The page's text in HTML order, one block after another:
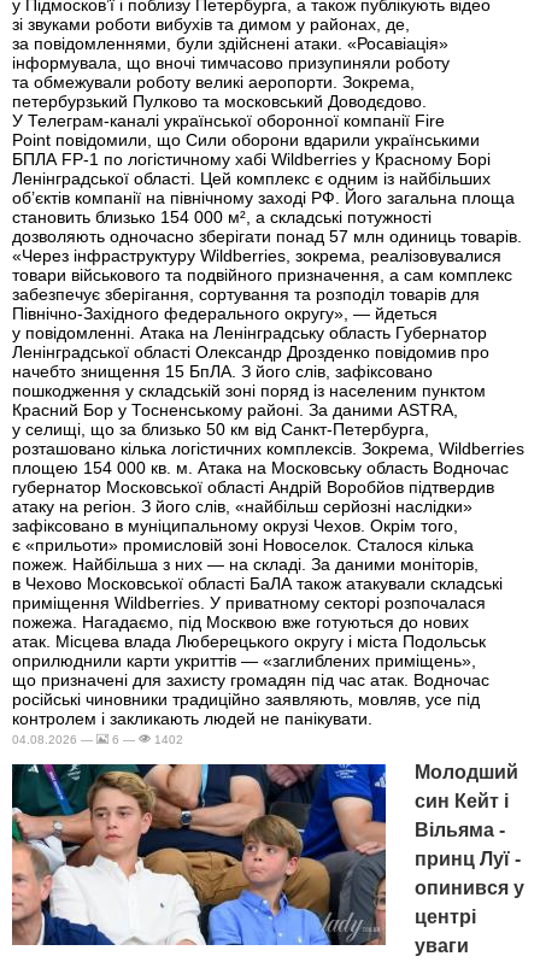
у Підмосков’ї і поблизу Петербурга, а також публікують відео
зі звуками роботи вибухів та димом у районах, де,
за повідомленнями, були здійснені атаки. «Росавіація»
інформувала, що вночі тимчасово призупиняли роботу
та обмежували роботу великі аеропорти. Зокрема,
петербурзький Пулково та московський Доводєдово.
У Телеграм-каналі української оборонної компанії Fire
Point повідомили, що Сили оборони вдарили українськими
БПЛА FP-1 по логістичному хабі Wildberries у Красному Борі
Ленінградської області. Цей комплекс є одним із найбільших
об’єктів компанії на північному заході РФ. Його загальна площа
становить близько 154 000 м², а складські потужності
дозволяють одночасно зберігати понад 57 млн одиниць товарів.
«Через інфраструктуру Wildberries, зокрема, реалізовувалися
товари військового та подвійного призначення, а сам комплекс
забезпечує зберігання, сортування та розподіл товарів для
Північно-Західного федерального округу», — йдеться
у повідомленні. Атака на Ленінградську область Губернатор
Ленінградської області Олександр Дрозденко повідомив про
начебто знищення 15 БпЛА. З його слів, зафіксовано
пошкодження у складській зоні поряд із населеним пунктом
Красний Бор у Тосненському районі. За даними ASTRA,
у селищі, що за близько 50 км від Санкт-Петербурга,
розташовано кілька логістичних комплексів. Зокрема, Wildberries
площею 154 000 кв. м. Атака на Московську область Водночас
губернатор Московської області Андрій Воробйов підтвердив
атаку на регіон. З його слів, «найбільш серйозні наслідки»
зафіксовано в муніципальному окрузі Чехов. Окрім того,
є «прильоти» промисловій зоні Новоселок. Сталося кілька
пожеж. Найбільша з них — на складі. За даними моніторів,
в Чехово Московської області БаЛА також атакували складські
приміщення Wildberries. У приватному секторі розпочалася
пожежа. Нагадаємо, під Москвою вже готуються до нових
атак. Місцева влада Люберецького округу і міста Подольськ
оприлюднили карти укриттів — «заглиблених приміщень»,
що призначені для захисту громадян під час атак. Водночас
російські чиновники традиційно заявляють, мовляв, усе під
контролем і закликають людей не панікувати.
04.08.2026 — 6 — 1402
Молодший
син Кейт і
Вільяма -
принц Луї -
опинився у
центрі
уваги